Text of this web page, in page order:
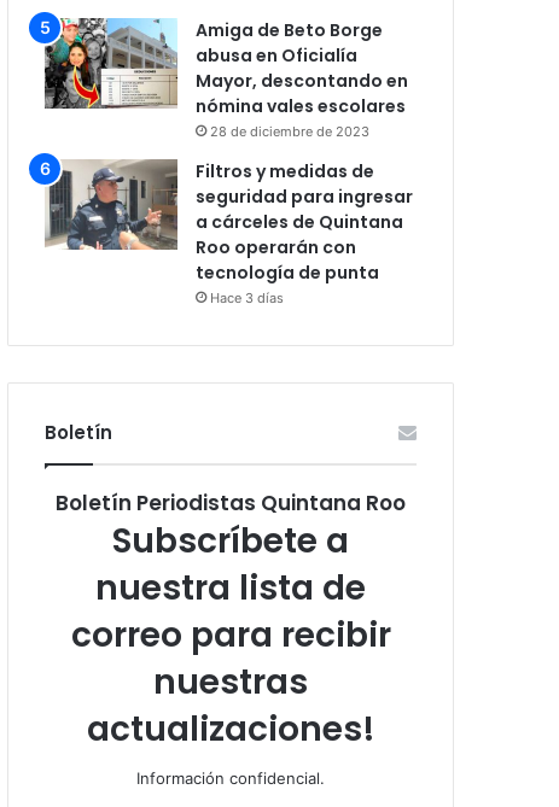
Amiga de Beto Borge
abusa en Oficialía
Mayor, descontando en
nómina vales escolares
28 de diciembre de 2023
Filtros y medidas de
seguridad para ingresar
a cárceles de Quintana
Roo operarán con
tecnología de punta
Hace 3 días
Boletín
Boletín Periodistas Quintana Roo
Subscríbete a
nuestra lista de
correo para recibir
nuestras
actualizaciones!
Información confidencial.